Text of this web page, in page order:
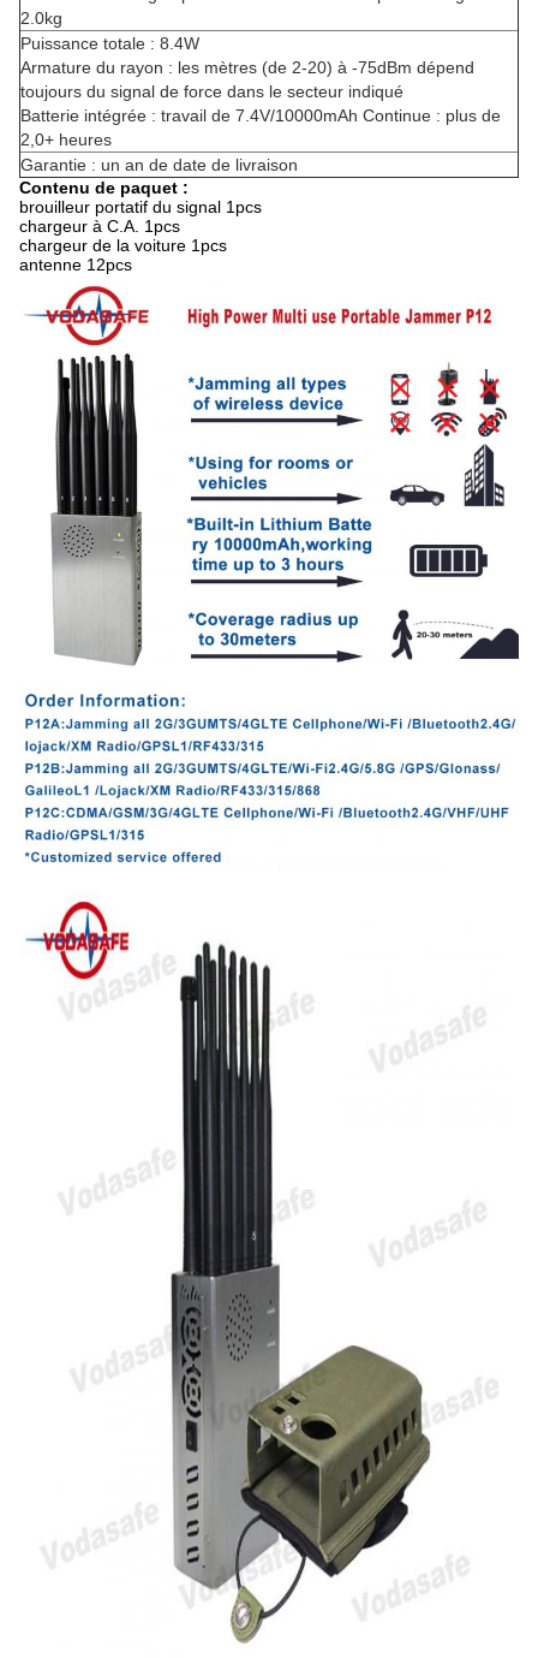
2.0kg
Puissance totale : 8.4W
Armature du rayon : les mètres (de 2-20) à -75dBm dépend
toujours du signal de force dans le secteur indiqué
Batterie intégrée : travail de 7.4V/10000mAh Continue : plus de
2,0+ heures
Garantie : un an de date de livraison
Contenu de paquet :
brouilleur portatif du signal 1pcs
chargeur à C.A. 1pcs
chargeur de la voiture 1pcs
antenne 12pcs